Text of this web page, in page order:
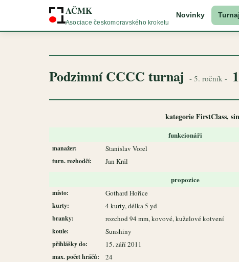
AČMK
Asociace českomoravského kroketu
Novinky
Podzimní CCCC turnaj - 5. ročník -
kategorie FirstClass,
funkcionáři
manažer: Stanislav Vorel
turn. rozhodčí: Jan Král
propozice
místo: Gothard Hořice
kurty: 4 kurty, délka 5 yd
branky: rozchod 94 mm, kovové, kuželové kotvení
koule: Sunshiny
přihlášky do: 15. září 2011
max. počet hráčů: 24